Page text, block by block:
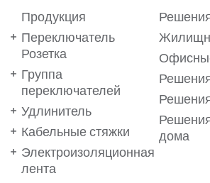
Продукция
Переключатель
Розетка
Группа
переключателей
Удлинитель
Кабельные стяжки
Электроизоляционная
лента
дома